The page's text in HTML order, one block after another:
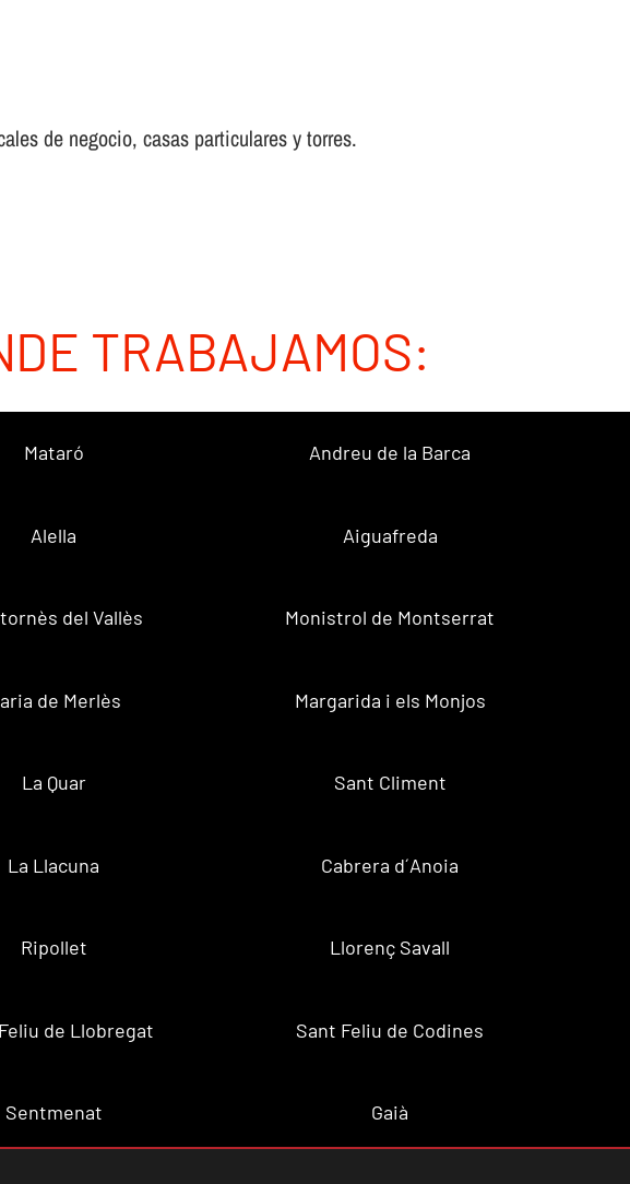
de negocio, casas particulares y torres.
TRABAJAMOS:
Mataró Andreu de la Barca
Alella Aiguafreda
del Vallès Monistrol de Montserrat
de Merlès Margarida i els Monjos
La Quar Sant Climent
La Llacuna Cabrera d´Anoia
Ripollet Llorenç Savall
de Llobregat Sant Feliu de Codines
Sentmenat Gaià